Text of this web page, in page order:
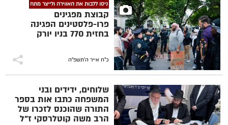
ניסו ללבות את האווירה ולייצר מתח
קבוצת מפגינים
פרו-פלסטינים הפגינה
בחזית 770 בניו יורק
כ"ח אייר ה׳תשפ״ה
שלוחים, ידידים ובני
המשפחה כתבו אות בספר
התורה שהוכנס לזכרו של
הרב משה קוטלרסקי ז"ל